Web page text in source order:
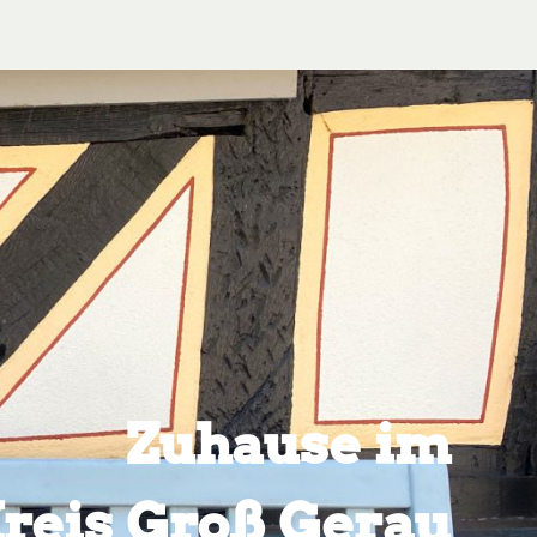
Zuhause im
Groß Gerau